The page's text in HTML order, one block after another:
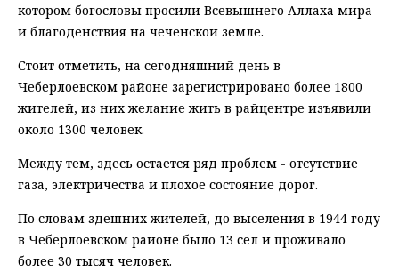
котором богословы просили Всевышнего Аллаха мира
и благоденствия на чеченской земле.
Стоит отметить, на сегодняшний день в
Чеберлоевском районе зарегистрировано более 1800
жителей, из них желание жить в райцентре изъявили
около 1300 человек.
Между тем, здесь остается ряд проблем - отсутствие
газа, электричества и плохое состояние дорог.
По словам здешних жителей, до выселения в 1944 году
в Чеберлоевском районе было 13 сел и проживало
более 30 тысяч человек.